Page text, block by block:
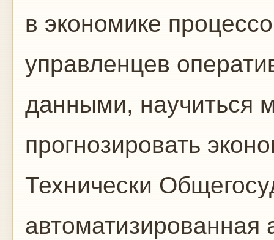
в экономике
управленцев
данными, научиться
прогнозировать
Технически
автоматизированная